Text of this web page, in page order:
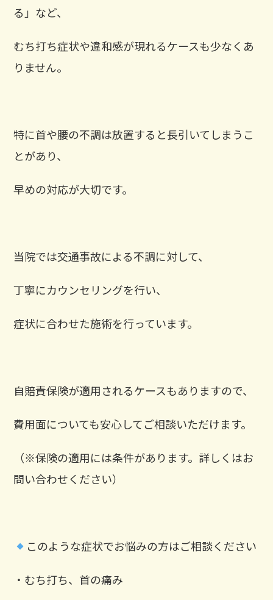
る」など、
むち打ち症状や違和感が現れるケースも少なくあ
りません。
特に首や腰の不調は放置すると長引いてしまうこ
とがあり、
早めの対応が大切です。
当院では交通事故による不調に対して、
丁寧にカウンセリングを行い、
症状に合わせた施術を行っています。
自賠責保険が適用されるケースもありますので、
費用面についても安心してご相談いただけます。
（※保険の適用には条件があります。詳しくはお
問い合わせください）
このような症状でお悩みの方はご相談ください
・むち打ち、首の痛み